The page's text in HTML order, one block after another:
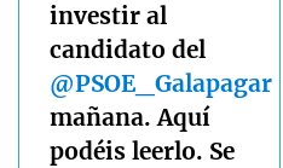
investir al
candidato del
@PSOE_Galapagar
mañana. Aquí
podéis leerlo. Se